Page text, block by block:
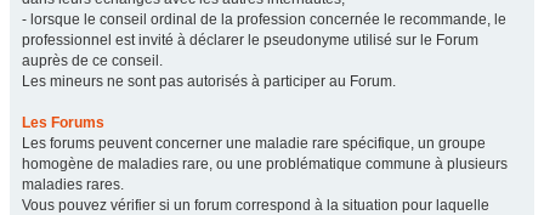
- lorsque le conseil ordinal de la profession concernée le recommande, le
professionnel est invité à déclarer le pseudonyme utilisé sur le Forum
auprès de ce conseil.
Les mineurs ne sont pas autorisés à participer au Forum.
Les Forums
Les forums peuvent concerner une maladie rare spécifique, un groupe
homogène de maladies rare, ou une problématique commune à plusieurs
maladies rares.
Vous pouvez vérifier si un forum correspond à la situation pour laquelle